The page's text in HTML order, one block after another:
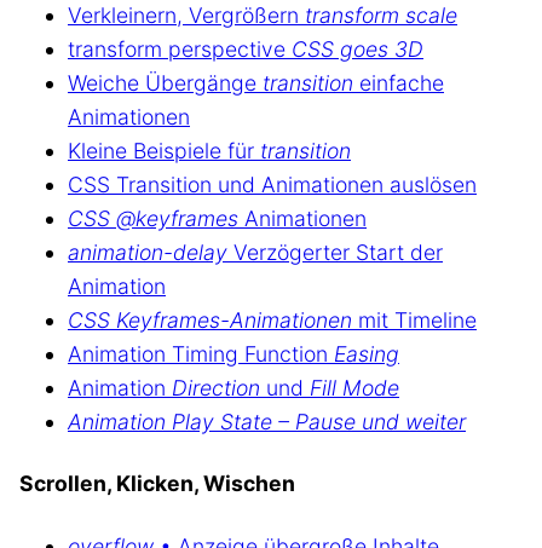
Verkleinern, Vergrößern transform scale
transform perspective CSS goes 3D
Weiche Übergänge transition einfache
Animationen
Kleine Beispiele für transition
CSS Transition und Animationen auslösen
CSS @keyframes Animationen
animation-delay Verzögerter Start der
Animation
CSS Keyframes-Animationen mit Timeline
Animation Timing Function Easing
Animation Direction und Fill Mode
Animation Play State – Pause und weiter
Scrollen, Klicken, Wischen